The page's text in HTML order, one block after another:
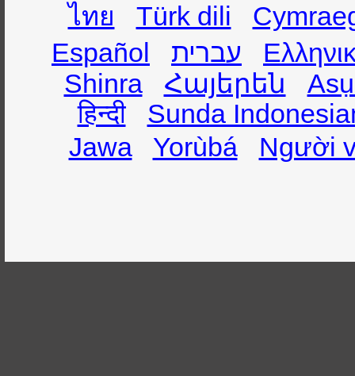
ไทย
Türk dili
Español
עברית
Shinra
Հայերեն
हिन्दी
Sunda
Jawa
Yorùbá Người